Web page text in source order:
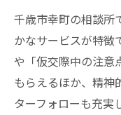
千歳市幸町の相談所
かなサービスが特徴
や「仮交際中の注意
もらえるほか、精神
ターフォローも充実